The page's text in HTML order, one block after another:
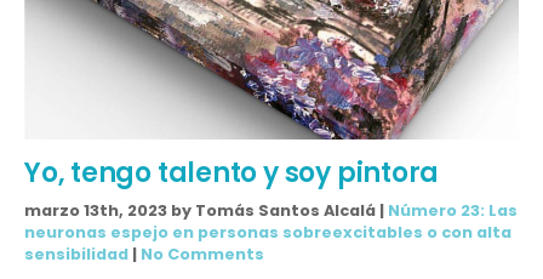
Yo, tengo talento y soy pintora
marzo 13th, 2023 by Tomás Santos Alcalá | Número 23: Las
neuronas espejo en personas sobreexcitables o con alta
sensibilidad | No Comments